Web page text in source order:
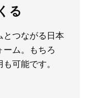
る
つながる日本
ム。もちろ
可能です。